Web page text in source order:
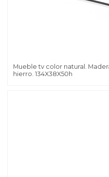
Mueble tv color natural.
hierro. 134X38X50h